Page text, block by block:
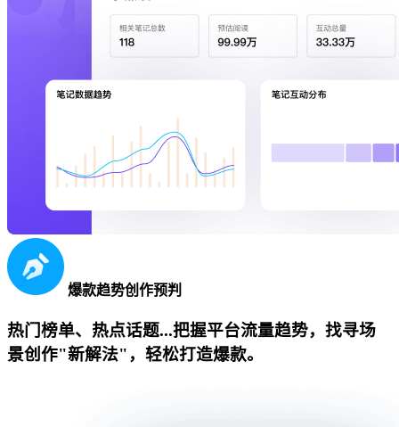
爆款趋势创作预判
热门榜单、热点话题...把握平台流量趋势，找寻场
景创作"新解法"，轻松打造爆款。